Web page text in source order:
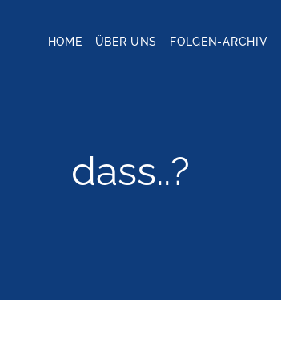
HOME ÜBER UNS FOLGEN-ARCHIV
dass..?